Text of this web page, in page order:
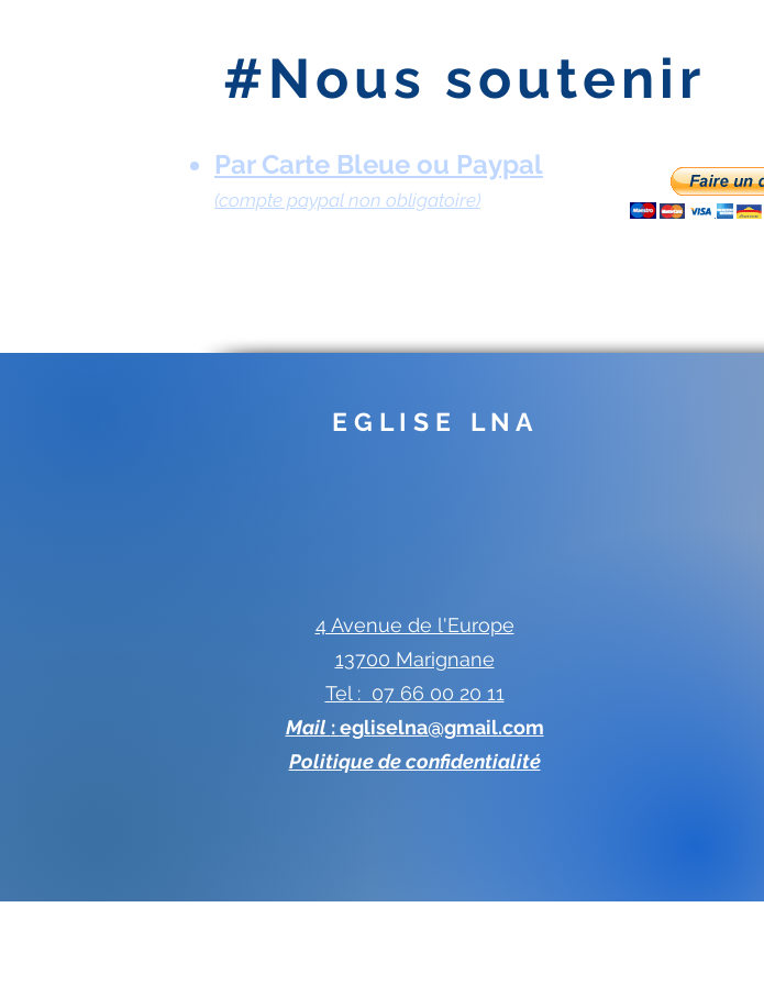
#Nous soutenir
Par Carte Bleue ou Paypal
(compte paypal non obligatoire)
E G L I S E L N A
4 Avenue de l'Europe
13700 Marignane
Tel : 07 66 00 20 11
Mail :egliselna@gmail.com
Politique de confidentialité